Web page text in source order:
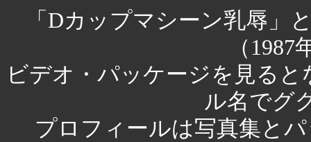
「Dカップマシーン乳辱」
（
ビデオ・パッケージを見る
ル名でグ
プロフィールは写真集と